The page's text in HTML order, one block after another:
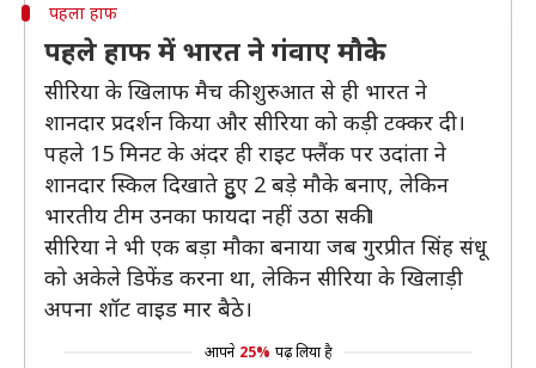
पहला हाफ
पहले हाफ में भारत ने गंवाए मौकेे
सीरिया के खिलाफ मैच की शुरुआत से ही भारत ने
शानदार प्रदर्शन किया और सीरिया को कड़ी टक्कर दी।
पहले 15 मिनट के अंदर ही राइट फ्लैंक पर उदांता ने
शानदार स्किल दिखाते हुुए 2 बड़े मौके बनाए, लेकिन
भारतीय टीम उनका फायदा नहीं उठा सकी।
सीरिया ने भी एक बड़ा मौका बनाया जब गुरप्रीत सिंह संधू
को अकेले डिफेंड करना था, लेकिन सीरिया के खिलाड़ी
अपना शॉट वाइड मार बैठे।
आपने 25% पढ़ लिया है